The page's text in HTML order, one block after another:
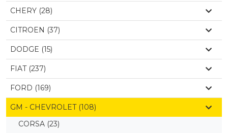
CHERY (28)
CITROEN (37)
DODGE (15)
FIAT (237)
FORD (169)
GM - CHEVROLET (108)
CORSA (23)